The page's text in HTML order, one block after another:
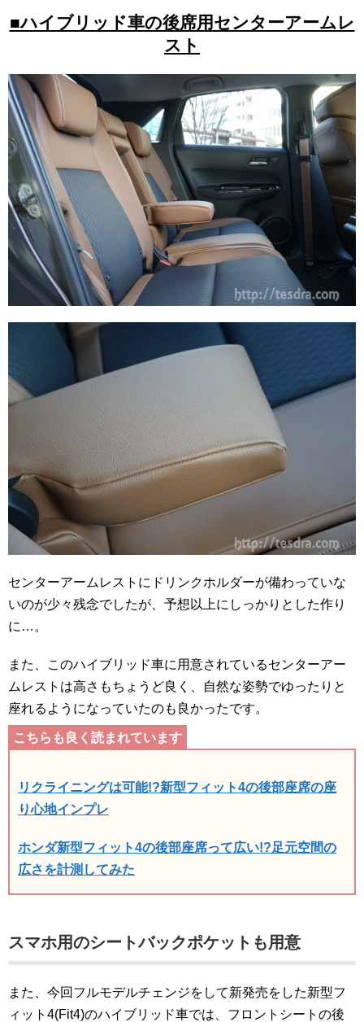
■ハイブリッド車の後席用センターアームレ
スト
センターアームレストにドリンクホルダーが備わっていな
いのが少々残念でしたが、予想以上にしっかりとした作り
に…。
また、このハイブリッド車に用意されているセンターアー
ムレストは高さもちょうど良く、自然な姿勢でゆったりと
座れるようになっていたのも良かったです。
リクライニングは可能!?新型フィット4の後部座席の座
り心地インプレ
ホンダ新型フィット4の後部座席って広い!?足元空間の
広さを計測してみた
スマホ用のシートバックポケットも用意
また、今回フルモデルチェンジをして新発売をした新型フ
ィット4(Fit4)のハイブリッド車では、フロントシートの後